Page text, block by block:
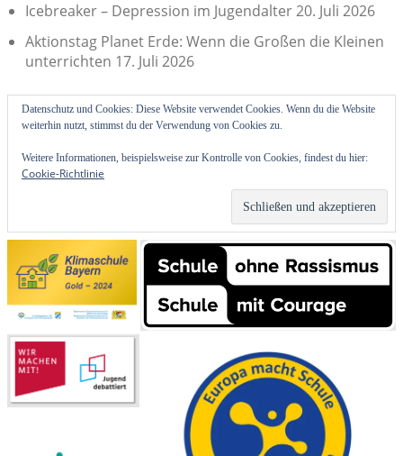
Icebreaker – Depression im Jugendalter20. Juli 2026
Aktionstag Planet Erde: Wenn die Großen die Kleinen
unterrichten 17. Juli 2026
Datenschutz und Cookies: Diese Website verwendet Cookies. Wenn du die Website
weiterhin nutzt, stimmst du der Verwendung von Cookies zu.
Weitere Informationen, beispielsweise zur Kontrolle von Cookies, findest du hier:
Cookie-Richtlinie